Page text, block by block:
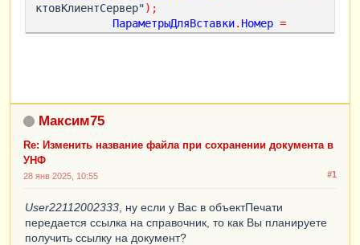
ктовКлиентСервер");
ПараметрыДляВставки. Номер =
йФормы", ШаблонНаименование);
'[НазваниеПечатнойФормы] № [Номер] от
Иначе
Запрос = Новый Запрос
Максим75
Re: Изменить название файла при сохранении документа в
УНФ
#1
28 янв 2025, 10:55
User22112002333 , ну если у Вас в объектПечати
передается ссылка на справочник, то как Вы планируете
получить ссылку на документ?